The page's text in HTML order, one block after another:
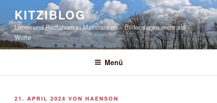
springen
KITZIBLOG
Leben und Radfahren in Mainfranken – Bilder sagen mehr als
Worte
Menü
VERÖFFENTLICHT
21. APRIL 2024 VON HAENSON